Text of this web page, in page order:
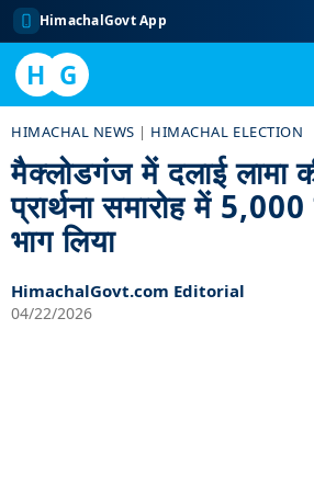
HimachalGovt App
H G
content
HIMACHAL NEWS | HIMACHAL ELECTION
मैक्लोडगंज में दलाई लामा
प्रार्थना समारोह में
भाग लिया
HimachalGovt.com Editorial
04/22/2026